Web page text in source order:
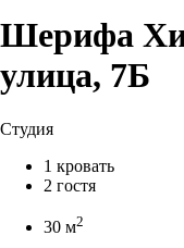
Шерифа
улица, 7Б
Студия
1 кровать
2 гостя
30 м2